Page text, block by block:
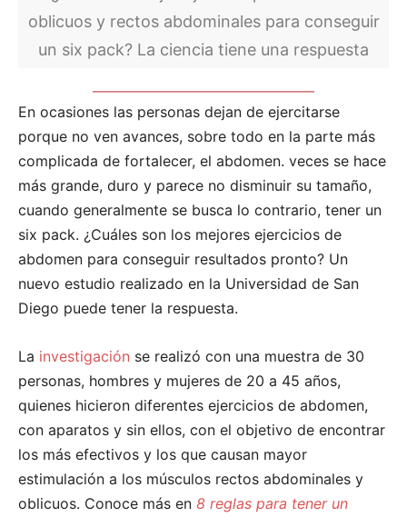
oblicuos y rectos abdominales para conseguir
un six pack? La ciencia tiene una respuesta
En ocasiones las personas dejan de ejercitarse
porque no ven avances, sobre todo en la parte más
complicada de fortalecer, el abdomen. veces se hace
más grande, duro y parece no disminuir su tamaño,
cuando generalmente se busca lo contrario, tener un
six pack. ¿Cuáles son los mejores ejercicios de
abdomen para conseguir resultados pronto? Un
nuevo estudio realizado en la Universidad de San
Diego puede tener la respuesta.
La investigación se realizó con una muestra de 30
personas, hombres y mujeres de 20 a 45 años,
quienes hicieron diferentes ejercicios de abdomen,
con aparatos y sin ellos, con el objetivo de encontrar
los más efectivos y los que causan mayor
estimulación a los músculos rectos abdominales y
oblicuos. Conoce más en 8 reglas para tener un